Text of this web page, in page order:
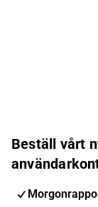
Beställ vårt